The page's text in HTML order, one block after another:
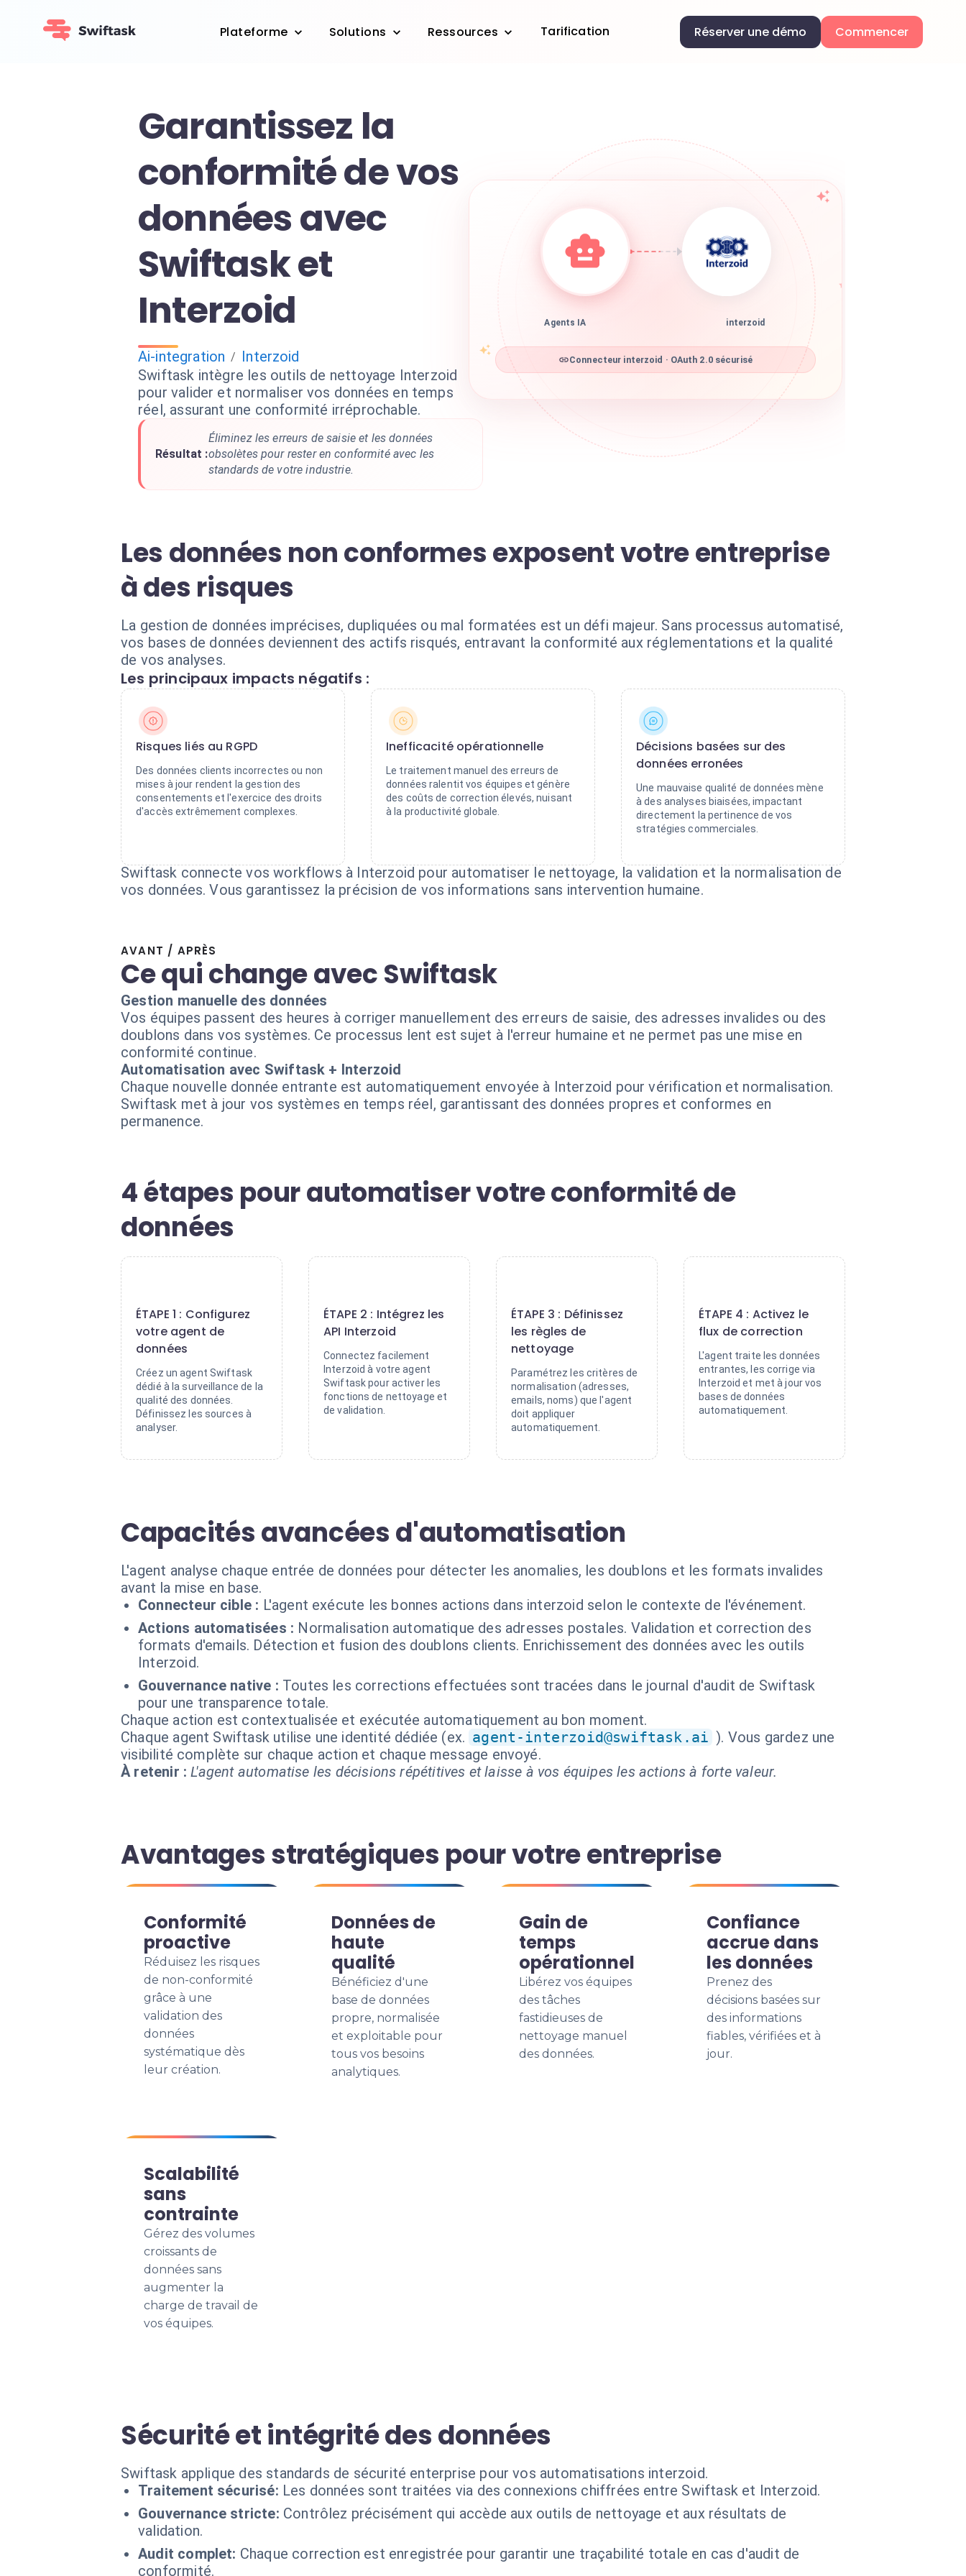
Plateforme Solutions Ressources Tarification Réserver une démo Commencer
Garantissez la
conformité de vos
données avec
Swiftask et
Interzoid
Ai-integration / Interzoid
Swiftask intègre les outils de nettoyage Interzoid
pour valider et normaliser vos données en temps
réel, assurant une conformité irréprochable.
Résultat :
Éliminez les erreurs de saisie et les données
obsolètes pour rester en conformité avec les
standards de votre industrie.
Agents IA interzoid
Connecteur interzoid · OAuth 2.0 sécurisé
Les données non conformes exposent votre entreprise
à des risques
La gestion de données imprécises, dupliquées ou mal formatées est un défi majeur. Sans processus automatisé,
vos bases de données deviennent des actifs risqués, entravant la conformité aux réglementations et la qualité
de vos analyses.
Les principaux impacts négatifs :
Risques liés au RGPD
Des données clients incorrectes ou non
mises à jour rendent la gestion des
consentements et l'exercice des droits
d'accès extrêmement complexes.
Inefficacité opérationnelle
Le traitement manuel des erreurs de
données ralentit vos équipes et génère
des coûts de correction élevés, nuisant
à la productivité globale.
Décisions basées sur des
données erronées
Une mauvaise qualité de données mène
à des analyses biaisées, impactant
directement la pertinence de vos
stratégies commerciales.
Swiftask connecte vos workflows à Interzoid pour automatiser le nettoyage, la validation et la normalisation de
vos données. Vous garantissez la précision de vos informations sans intervention humaine.
AVANT / APRÈS
Ce qui change avec Swiftask
Gestion manuelle des données
Vos équipes passent des heures à corriger manuellement des erreurs de saisie, des adresses invalides ou des
doublons dans vos systèmes. Ce processus lent est sujet à l'erreur humaine et ne permet pas une mise en
conformité continue.
Automatisation avec Swiftask + Interzoid
Chaque nouvelle donnée entrante est automatiquement envoyée à Interzoid pour vérification et normalisation.
Swiftask met à jour vos systèmes en temps réel, garantissant des données propres et conformes en
permanence.
4 étapes pour automatiser votre conformité de
données
ÉTAPE 1 : Configurez
votre agent de
données
Créez un agent Swiftask
dédié à la surveillance de la
qualité des données.
Définissez les sources à
analyser.
ÉTAPE 2 : Intégrez les
API Interzoid
Connectez facilement
Interzoid à votre agent
Swiftask pour activer les
fonctions de nettoyage et
de validation.
ÉTAPE 3 : Définissez
les règles de
nettoyage
Paramétrez les critères de
normalisation (adresses,
emails, noms) que l'agent
doit appliquer
automatiquement.
ÉTAPE 4 : Activez le
flux de correction
L'agent traite les données
entrantes, les corrige via
Interzoid et met à jour vos
bases de données
automatiquement.
Capacités avancées d'automatisation
L'agent analyse chaque entrée de données pour détecter les anomalies, les doublons et les formats invalides
avant la mise en base.
Connecteur cible : L'agent exécute les bonnes actions dans interzoid selon le contexte de l'événement.
Actions automatisées : Normalisation automatique des adresses postales. Validation et correction des
formats d'emails. Détection et fusion des doublons clients. Enrichissement des données avec les outils
Interzoid.
Gouvernance native : Toutes les corrections effectuées sont tracées dans le journal d'audit de Swiftask
pour une transparence totale.
Chaque action est contextualisée et exécutée automatiquement au bon moment.
Chaque agent Swiftask utilise une identité dédiée (ex. agent-interzoid@swiftask.ai ). Vous gardez une
visibilité complète sur chaque action et chaque message envoyé.
À retenir : L'agent automatise les décisions répétitives et laisse à vos équipes les actions à forte valeur.
Avantages stratégiques pour votre entreprise
Conformité
proactive
Réduisez les risques
de non-conformité
grâce à une
validation des
données
systématique dès
leur création.
Données de
haute
qualité
Bénéficiez d'une
base de données
propre, normalisée
et exploitable pour
tous vos besoins
analytiques.
Gain de
temps
opérationnel
Libérez vos équipes
des tâches
fastidieuses de
nettoyage manuel
des données.
Confiance
accrue dans
les données
Prenez des
décisions basées sur
des informations
fiables, vérifiées et à
jour.
Scalabilité
sans
contrainte
Gérez des volumes
croissants de
données sans
augmenter la
charge de travail de
vos équipes.
Sécurité et intégrité des données
Swiftask applique des standards de sécurité enterprise pour vos automatisations interzoid.
Traitement sécurisé: Les données sont traitées via des connexions chiffrées entre Swiftask et Interzoid.
Gouvernance stricte: Contrôlez précisément qui accède aux outils de nettoyage et aux résultats de
validation.
Audit complet: Chaque correction est enregistrée pour garantir une traçabilité totale en cas d'audit de
conformité.